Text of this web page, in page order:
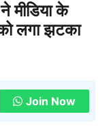
मीडिया के
लगा झटका
Join Now